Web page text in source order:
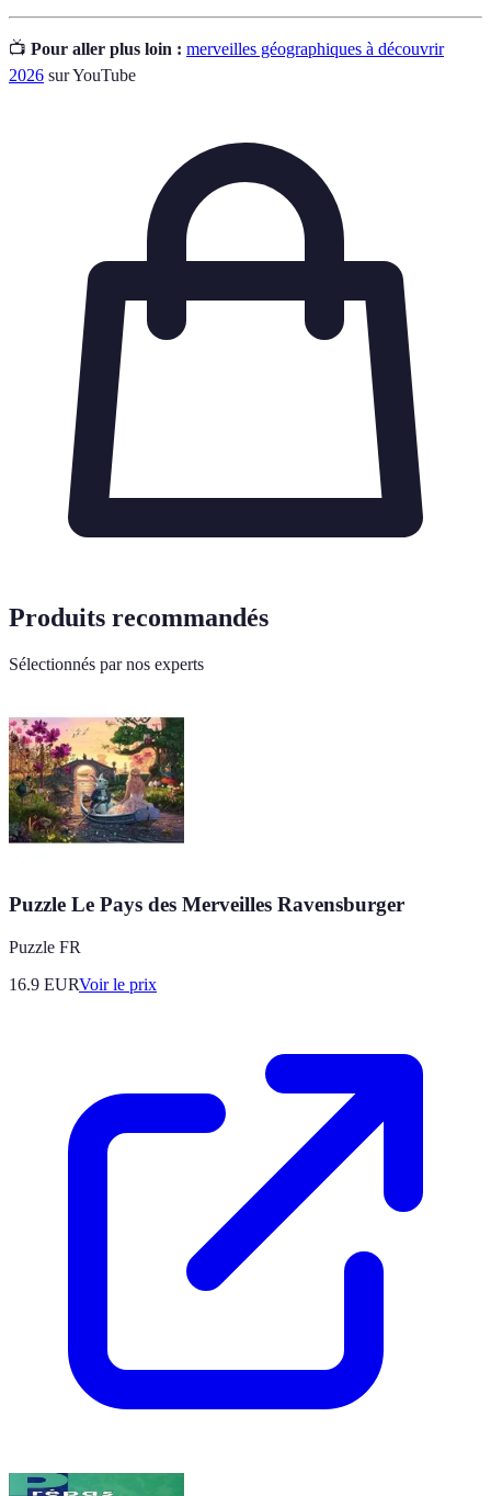
📺 Pour aller plus loin : merveilles géographiques à découvrir
2026 sur YouTube
Produits recommandés
Sélectionnés par nos experts
Puzzle Le Pays des Merveilles Ravensburger
Puzzle FR
16.9 EURVoir le prix